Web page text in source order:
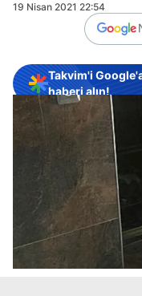
19 Nisan 2021 22:54
Takvim'i
haberi alın!